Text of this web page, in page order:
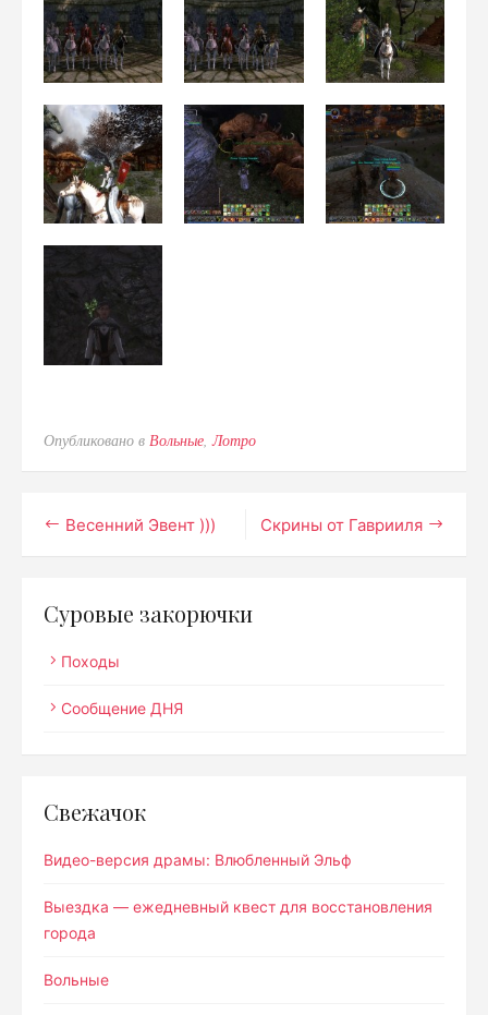
Опубликовано в Вольные ,Лотро
Навигация
записям
Скрины от Гаврииля
Весенний Эвент )))
Суровые закорючки
Походы
Сообщение ДНЯ
Свежачок
Видео-версия драмы: Влюбленный Эльф
Выездка — ежедневный квест для восстановления
города
Вольные